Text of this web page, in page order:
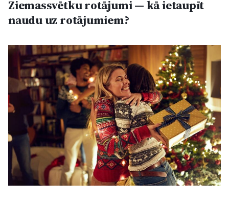
Ziemassvētku rotājumi — kā ietaupīt
naudu uz rotājumiem?